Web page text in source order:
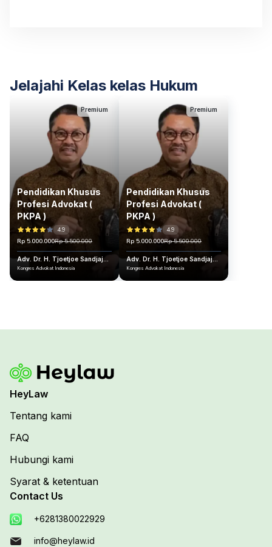
Jelajahi Kelas kelas Hukum
Premium
Pendidikan Khusus
Profesi Advokat (
PKPA )
4.9
Rp 5.000.000Rp 5.500.000
Adv. Dr. H. Tjoetjoe Sandjaja
Hernanto, S.H., M.H., CLA.,
Kongres Advokat Indonesia
Premium
Pendidikan Khusus
Profesi Advokat (
PKPA )
4.9
Rp 5.000.000Rp 5.500.000
Adv. Dr. H. Tjoetjoe Sandjaja
Hernanto, S.H., M.H., CLA.,
Kongres Advokat Indonesia
HeyLaw
Tentang kami
FAQ
Hubungi kami
Syarat & ketentuan
Contact Us
+6281380022929
info@heylaw.id